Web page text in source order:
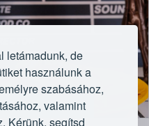
letámadunk, de
használunk a
szabásához,
valamint
Kérünk, segítsd
étterem